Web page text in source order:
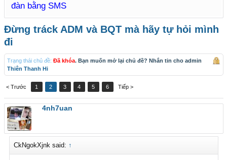
đàn bằng SMS
Đừng tráck ADM và BQT mà hãy tự hỏi mình
đi
Trạng thái chủ đề: Đã khóa. Bạn muốn mở lại chủ đề? Nhắn tin cho admin
Thiên Thanh Hi
< Trước 1 2 3 4 5 6 Tiếp >
4nh7uan
CkNgokXjnk said: ↑